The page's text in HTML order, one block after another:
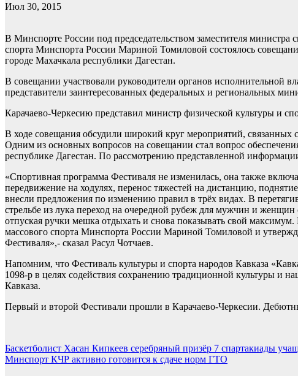
Июл 30, 2015
В Минспорте России под председательством заместителя
спорта Минспорта России Мариной Томиловой состоялось
городе Махачкала республики Дагестан.
В совещании участвовали руководители органов исполнительной
представители заинтересованных федеральных и региональных
Карачаево-Черкесию представил министр физической культуры и
В ходе совещания обсудили широкий круг мероприятий, связанных
Одним из основных вопросов на совещании стал вопрос
республике Дагестан. По рассмотрению представленной
«Спортивная программа Фестиваля не изменилась, она также
передвижение на ходулях, перенос тяжестей на дистанцию,
внесли предложения по изменению правил в трёх видах. В
стрельбе из лука переход на очередной рубеж для мужчин и женщин
отпуская ручки мешка отдыхать и снова показывать свой
массового спорта Минспорта России Мариной Томиловой и
Фестиваля»,- сказал Расул Чотчаев.
Напомним, что Фестиваль культуры и спорта народов Кавказа
1098-р в целях содействия сохранению традиционной культуры и
Кавказа.
Первый и второй Фестивали прошли в Карачаево-Черкесии.
Навигация
по
Баскетболист Хасан Кипкеев серебряный призёр 7 спартакиады
Минспорт КЧР активно готовится к сдаче норм ГТО